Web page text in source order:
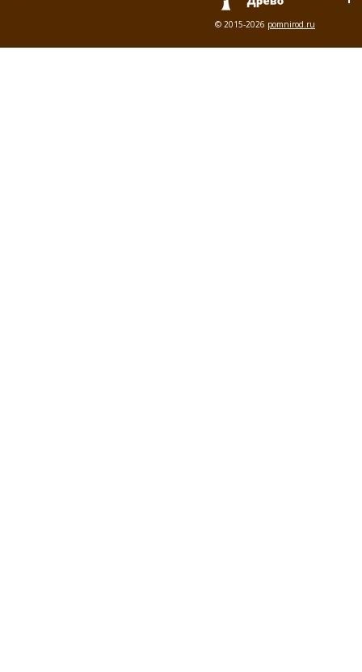
© 2015-2026 pomnirod.ru